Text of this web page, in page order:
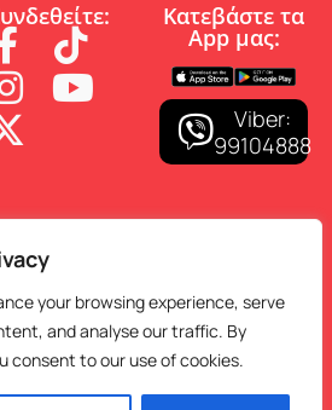
your browsing experience, serve
and analyse our traffic. By
consent to our use of cookies.
Κατεβάστε τα
App µας:
Viber:
99104888